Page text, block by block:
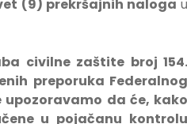
(9) prekršajnih naloga u
civilne zaštite broj 154.
preporuka Federalnog
da će, kako
u pojačanu kontrolu